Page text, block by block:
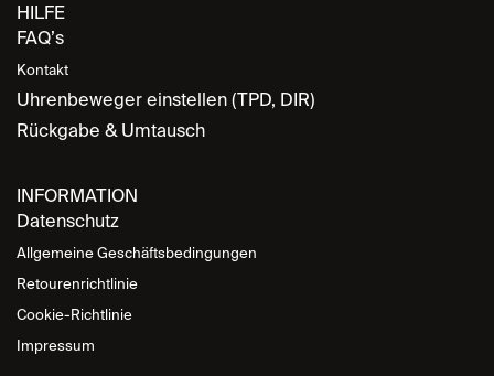
HILFE
FAQ’s
Kontakt
Uhrenbeweger einstellen (TPD, DIR)
Rückgabe & Umtausch
INFORMATION
Datenschutz
Allgemeine Geschäftsbedingungen
Retourenrichtlinie
Cookie-Richtlinie
Impressum